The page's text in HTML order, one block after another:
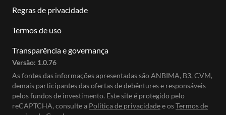
Regras de privacidade
Termos de uso
Transparência e governança
Versão: 1.0.76
As fontes das informações apresentadas são ANBIMA, B3, CVM,
demais participantes das ofertas de debêntures e responsáveis
pelos fundos de investimento. Este site é protegido pelo
reCAPTCHA, consulte a Política de privacidadee osTermos de